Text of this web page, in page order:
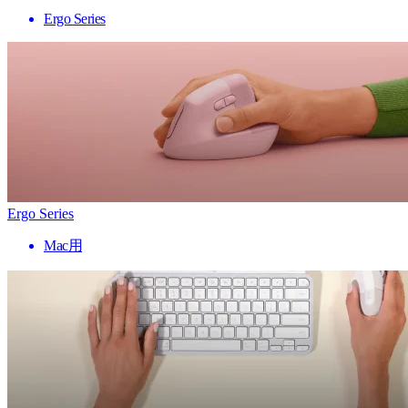
Ergo Series
Ergo Series
Mac用